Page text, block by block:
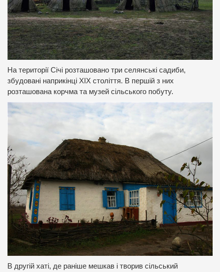
На території Січі розташовано три селянські садиби,
збудовані наприкінці ХІХ століття. В першій з них
розташована корчма та музей сільського побуту.
В другій хаті, де раніше мешкав і творив сільський